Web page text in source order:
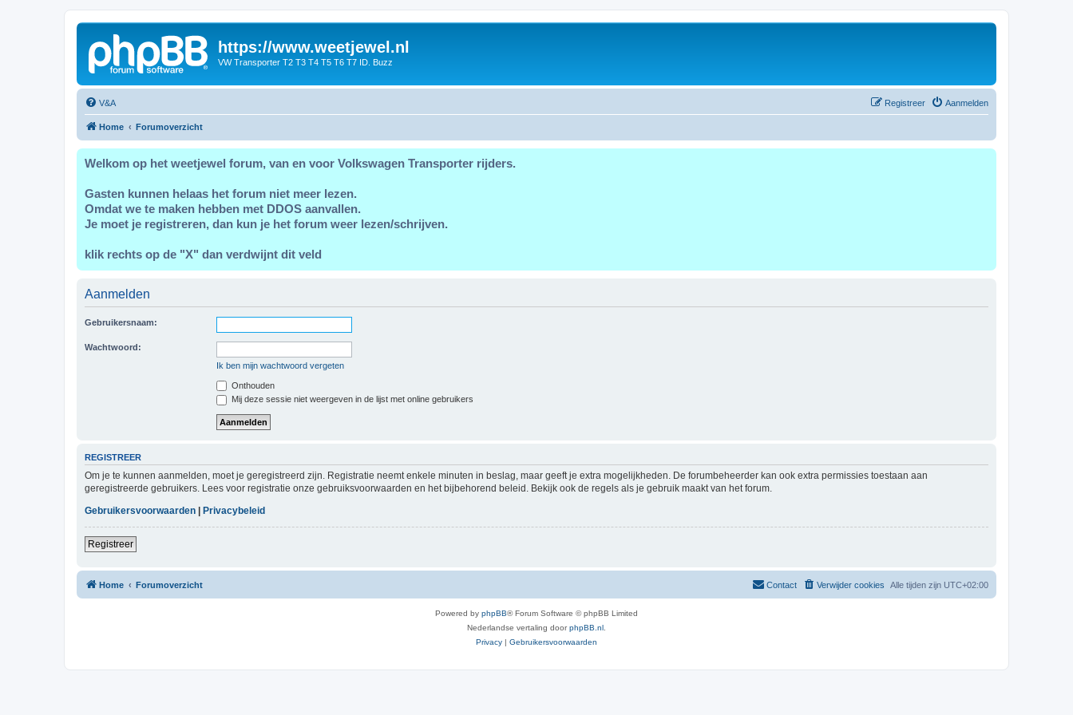
https://www.weetjewel.nl
VW Transporter T2 T3 T4 T5 T6 T7 ID. Buzz
V&A Aanmelden
Registreer
Home Forumoverzicht
Welkom op het weetjewel forum, van en voor Volkswagen Transporter rijders.
Gasten kunnen helaas het forum niet meer lezen.
Omdat we te maken hebben met DDOS aanvallen.
Je moet je registreren, dan kun je het forum weer lezen/schrijven.
klik rechts op de "X" dan verdwijnt dit veld
Aanmelden
Gebruikersnaam:
Wachtwoord:
Ik ben mijn wachtwoord vergeten
Onthouden
Mij deze sessie niet weergeven in de lijst met online gebruikers
REGISTREER
Om je te kunnen aanmelden, moet je geregistreerd zijn. Registratie neemt enkele minuten in beslag, maar geeft je extra mogelijkheden. De forumbeheerder kan ook extra permissies toestaan aan
geregistreerde gebruikers. Lees voor registratie onze gebruiksvoorwaarden en het bijbehorend beleid. Bekijk ook de regels als je gebruik maakt van het forum.
Gebruikersvoorwaarden
Privacybeleid
Registreer
Home Forumoverzicht Alle tijden zijn UTC+02:00
Verwijder cookies
Contact
Powered by phpBB® Forum Software © phpBB Limited
Nederlandse vertaling doorphpBB.nl.
Privacy | Gebruikersvoorwaarden